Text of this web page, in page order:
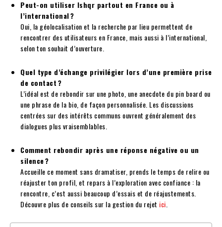
Peut-on utiliser Ishqr partout en France ou à
l’international ?
Oui, la géolocalisation et la recherche par lieu permettent de
rencontrer des utilisateurs en France, mais aussi à l’international,
selon ton souhait d’ouverture.
Quel type d’échange privilégier lors d’une première prise
de contact ?
L’idéal est de rebondir sur une photo, une anecdote du pin board ou
une phrase de la bio, de façon personnalisée. Les discussions
centrées sur des intérêts communs ouvrent généralement des
dialogues plus vraisemblables.
Comment rebondir après une réponse négative ou un
silence ?
Accueille ce moment sans dramatiser, prends le temps de relire ou
réajuster ton profil, et repars à l’exploration avec confiance : la
rencontre, c’est aussi beaucoup d’essais et de réajustements.
Découvre plus de conseils sur la gestion du rejet ici